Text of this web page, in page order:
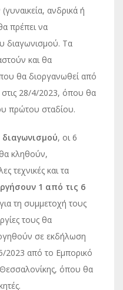
ανδρικά ή
πρέπει να
διαγωνισμού. Τα
και θα
θα διοργανωθεί από
28/4/2023, όπου θα
πρώτου σταδίου.
, οι 6
κληθούν,
τεχνικές και τα
1 από τις 6
τη συμμετοχή τους
τους θα
σε εκδήλωση
2023 από το Εμπορικό
όπου θα